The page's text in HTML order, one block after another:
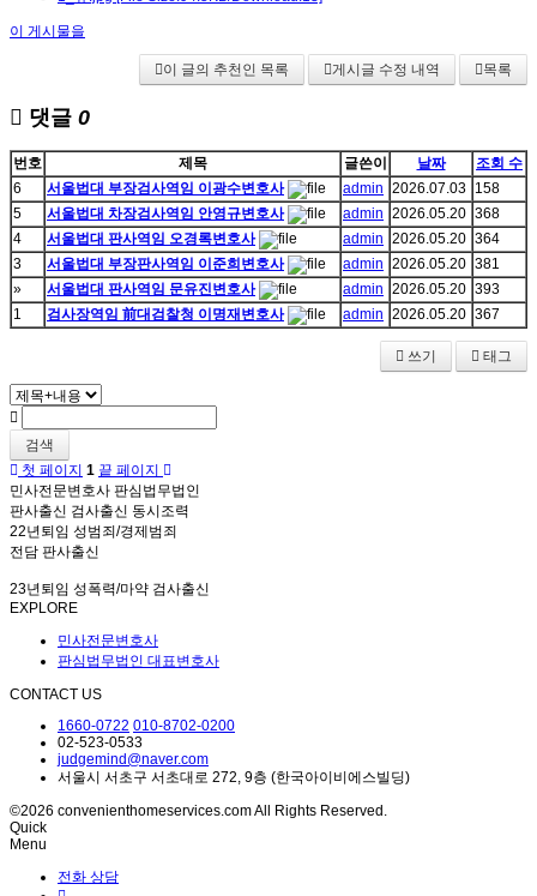
이 게시물을
이 글의 추천인 목록 게시글 수정 내역 목록
댓글 0
번호 제목 글쓴이 날짜
조회 수
6
서울법대 부장검사역임 이광수변호사 admin 2026.07.03 158
5
서울법대 차장검사역임 안영규변호사 admin 2026.05.20 368
4
서울법대 판사역임 오경록변호사 admin 2026.05.20 364
3
서울법대 부장판사역임 이준희변호사 admin 2026.05.20 381
»
서울법대 판사역임 문유진변호사 admin 2026.05.20 393
1
검사장역임 前대검찰청 이명재변호사 admin 2026.05.20 367
쓰기 태그
검색
첫 페이지 1 끝 페이지
민사전문변호사 판심법무법인
판사출신 검사출신 동시조력
22년퇴임 성범죄/경제범죄
전담 판사출신
23년퇴임 성폭력/마약 검사출신
EXPLORE
민사전문변호사
판심법무법인 대표변호사
CONTACT US
1660-0722 010-8702-0200
02-523-0533
judgemind@naver.com
서울시 서초구 서초대로 272, 9층 (한국아이비에스빌딩)
©2026 convenienthomeservices.com All Rights Reserved.
Quick
Menu
전화 상담